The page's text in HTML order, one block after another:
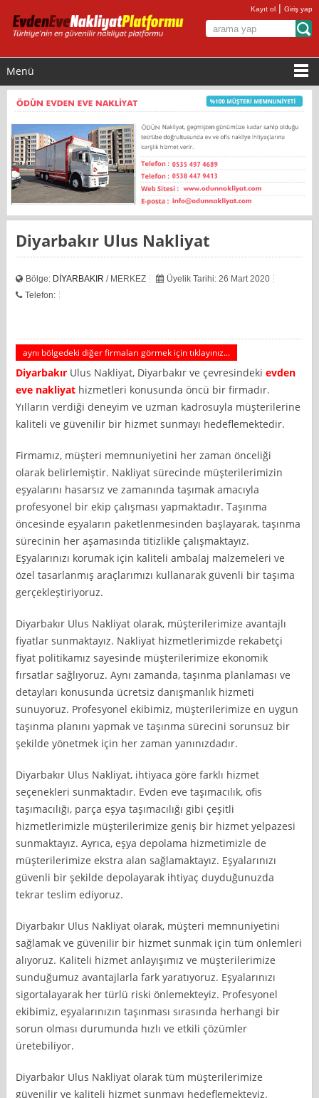
Kayıt ol |Giriş yap
Menü
Diyarbakır Ulus Nakliyat
Bölge: DİYARBAKIR / MERKEZ
Üyelik Tarihi: 26 Mart 2020
Telefon:
aynı bölgedeki diğer firmaları görmek için tıklayınız...
Diyarbakır Ulus Nakliyat, Diyarbakır ve çevresindekievden
eve nakliyat hizmetleri konusunda öncü bir firmadır.
Yılların verdiği deneyim ve uzman kadrosuyla müşterilerine
kaliteli ve güvenilir bir hizmet sunmayı hedeflemektedir.
Firmamız, müşteri memnuniyetini her zaman önceliği
olarak belirlemiştir. Nakliyat sürecinde müşterilerimizin
eşyalarını hasarsız ve zamanında taşımak amacıyla
profesyonel bir ekip çalışması yapmaktadır. Taşınma
öncesinde eşyaların paketlenmesinden başlayarak, taşınma
sürecinin her aşamasında titizlikle çalışmaktayız.
Eşyalarınızı korumak için kaliteli ambalaj malzemeleri ve
özel tasarlanmış araçlarımızı kullanarak güvenli bir taşıma
gerçekleştiriyoruz.
Diyarbakır Ulus Nakliyat olarak, müşterilerimize avantajlı
fiyatlar sunmaktayız. Nakliyat hizmetlerimizde rekabetçi
fiyat politikamız sayesinde müşterilerimize ekonomik
fırsatlar sağlıyoruz. Aynı zamanda, taşınma planlaması ve
detayları konusunda ücretsiz danışmanlık hizmeti
sunuyoruz. Profesyonel ekibimiz, müşterilerimize en uygun
taşınma planını yapmak ve taşınma sürecini sorunsuz bir
şekilde yönetmek için her zaman yanınızdadır.
Diyarbakır Ulus Nakliyat, ihtiyaca göre farklı hizmet
seçenekleri sunmaktadır. Evden eve taşımacılık, ofis
taşımacılığı, parça eşya taşımacılığı gibi çeşitli
hizmetlerimizle müşterilerimize geniş bir hizmet yelpazesi
sunmaktayız. Ayrıca, eşya depolama hizmetimizle de
müşterilerimize ekstra alan sağlamaktayız. Eşyalarınızı
güvenli bir şekilde depolayarak ihtiyaç duyduğunuzda
tekrar teslim ediyoruz.
Diyarbakır Ulus Nakliyat olarak, müşteri memnuniyetini
sağlamak ve güvenilir bir hizmet sunmak için tüm önlemleri
alıyoruz. Kaliteli hizmet anlayışımız ve müşterilerimize
sunduğumuz avantajlarla fark yaratıyoruz. Eşyalarınızı
sigortalayarak her türlü riski önlemekteyiz. Profesyonel
ekibimiz, eşyalarınızın taşınması sırasında herhangi bir
sorun olması durumunda hızlı ve etkili çözümler
üretebiliyor.
Diyarbakır Ulus Nakliyat olarak tüm müşterilerimize
güvenilir ve kaliteli hizmet sunmayı hedeflemekteyiz.